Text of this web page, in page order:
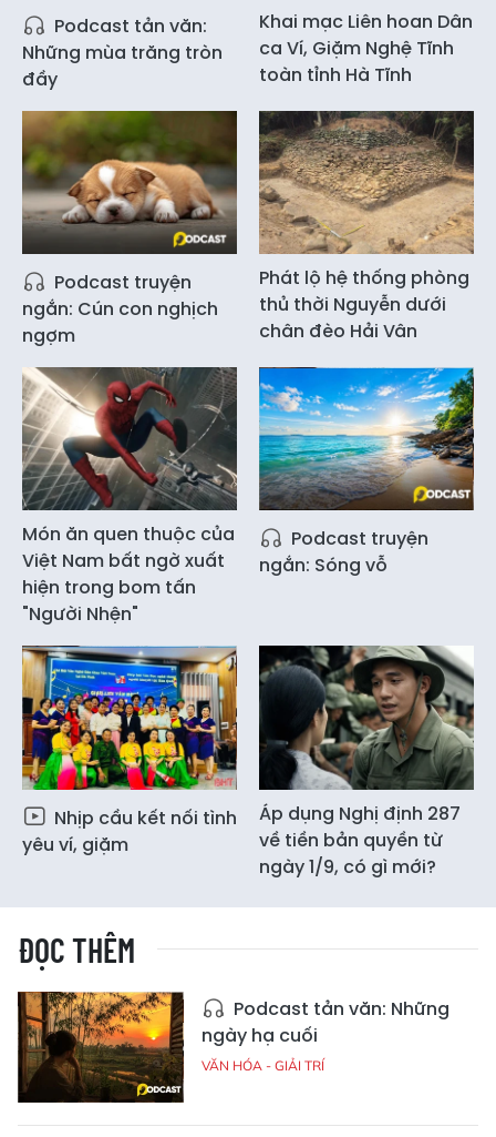
Podcast tản văn:
Những mùa trăng tròn
đầy
Khai mạc Liên hoan Dân
ca Ví, Giặm Nghệ Tĩnh
toàn tỉnh Hà Tĩnh
Podcast truyện
ngắn: Cún con nghịch
ngợm
Phát lộ hệ thống phòng
thủ thời Nguyễn dưới
chân đèo Hải Vân
Món ăn quen thuộc của
Việt Nam bất ngờ xuất
hiện trong bom tấn
"Người Nhện"
Podcast truyện
ngắn: Sóng vỗ
Nhịp cầu kết nối tình
yêu ví, giặm
Áp dụng Nghị định 287
về tiền bản quyền từ
ngày 1/9, có gì mới?
ĐỌC THÊM
Podcast tản văn: Những
ngày hạ cuối
VĂN HÓA - GIẢI TRÍ